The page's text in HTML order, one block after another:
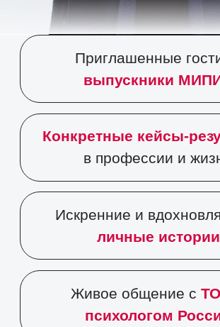
Вопросы, которые
волнуют каждого, кто
хочет стать психологом:
Сейчас большой ажиотаж
и много желающих стать
психологом. Получится ли
у меня реализоваться
в профессии и обеспечить себе
достаточный уровень дохода?